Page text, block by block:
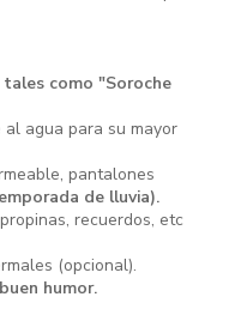
como "Soroche
agua para su mayor
pantalones
de lluvia).
recuerdos, etc
(opcional).
humor.